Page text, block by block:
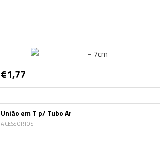
€1,77
União em T p/ Tubo Ar
ACESSÓRIOS